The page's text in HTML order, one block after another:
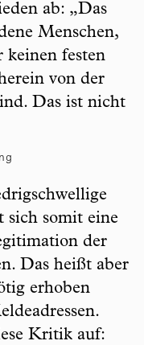
ab: „Das
Menschen,
keinen festen
von der
Das ist nicht
sich somit eine
der
Das heißt aber
erhoben
Kritik auf: